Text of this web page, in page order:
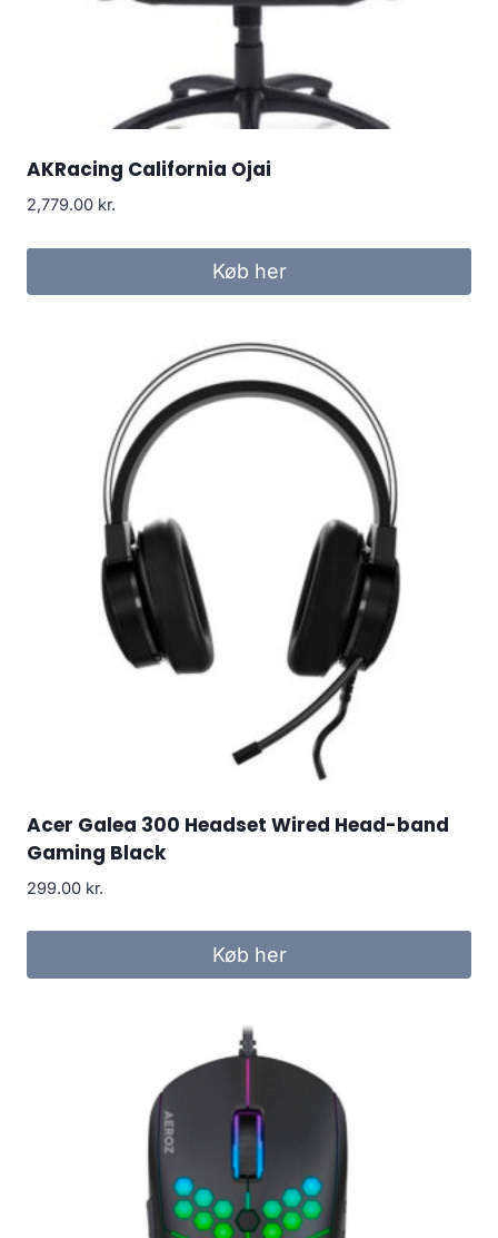
AKRacing California Ojai
2,779.00 kr.
Køb her
Acer Galea 300 Headset Wired Head-band
Gaming Black
299.00 kr.
Køb her